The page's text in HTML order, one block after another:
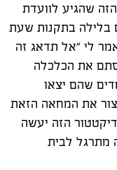
שהגיע לוועדת
בלילה בתקנות שעת
לי "אל תדאג זה
את הכלכלה
פוחדים שהם יצאו
את המחאה הזאת
הזה יעשה
לבית